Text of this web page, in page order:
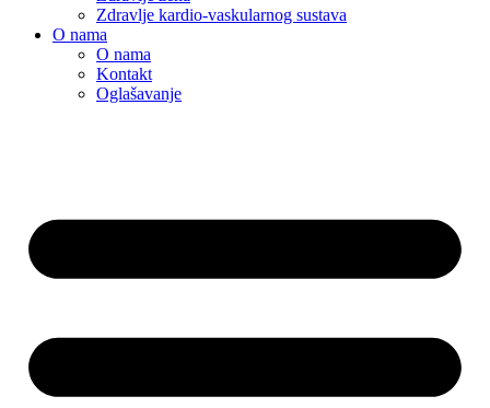
Zdravlje kardio-vaskularnog sustava
O nama
O nama
Kontakt
Oglašavanje